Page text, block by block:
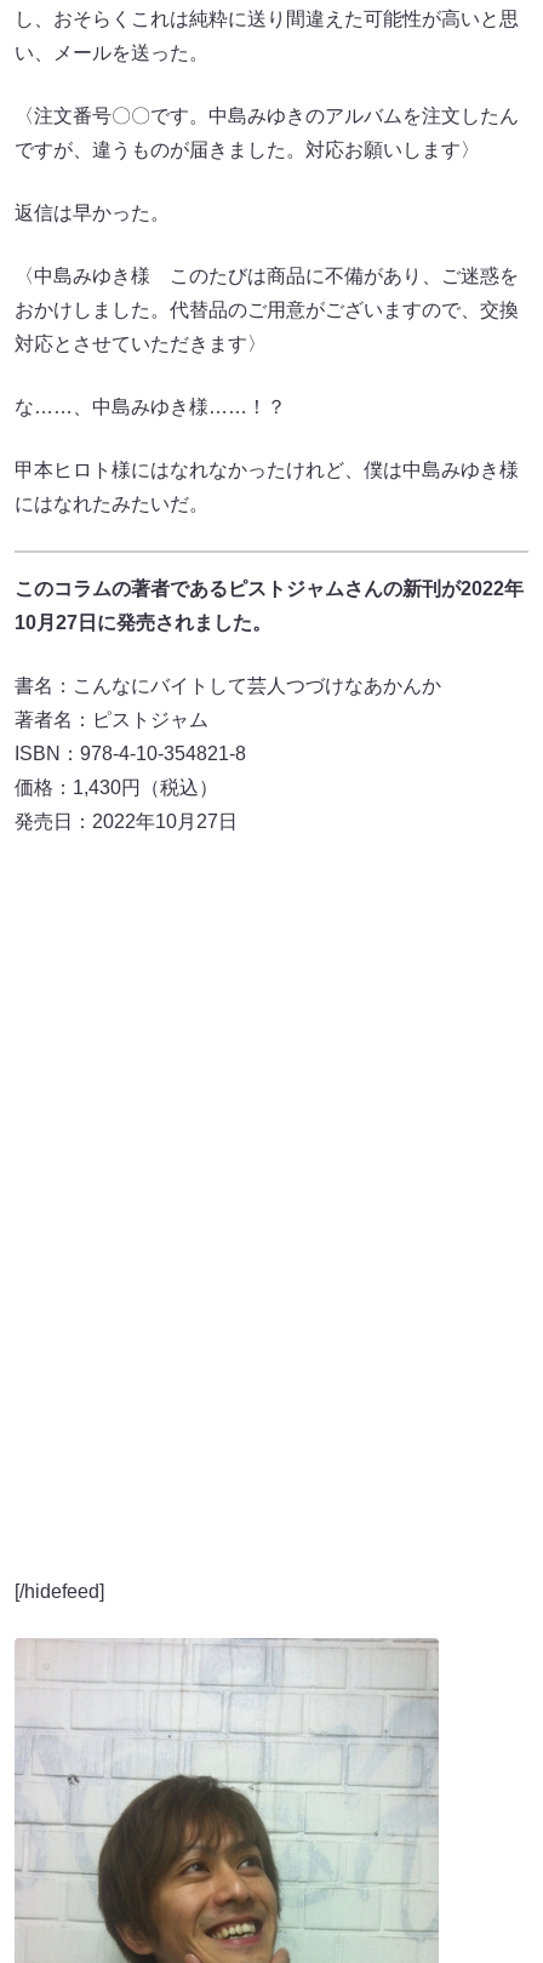
し、おそらくこれは純粋に送り間違えた可能性が高いと思
い、メールを送った。
〈注文番号〇〇です。中島みゆきのアルバムを注文したん
ですが、違うものが届きました。対応お願いします〉
返信は早かった。
〈中島みゆき様 このたびは商品に不備があり、ご迷惑を
おかけしました。代替品のご用意がございますので、交換
対応とさせていただきます〉
な……、中島みゆき様……！？
甲本ヒロト様にはなれなかったけれど、僕は中島みゆき様
にはなれたみたいだ。
このコラムの著者であるピストジャムさんの新刊が2022年
10月27日に発売されました。
書名：こんなにバイトして芸人つづけなあかんか
著者名：ピストジャム
ISBN：978-4-10-354821-8
価格：1,430円（税込）
発売日：2022年10月27日
[/hidefeed]